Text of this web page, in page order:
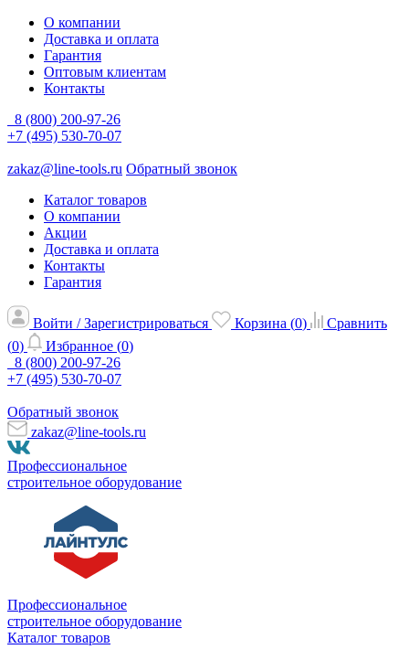
О компании
Доставка и оплата
Гарантия
Оптовым клиентам
Контакты
8 (800) 200-97-26
+7 (495) 530-70-07
zakaz@line-tools.ru Обратный звонок
Каталог товаров
О компании
Акции
Доставка и оплата
Контакты
Гарантия
Войти / Зарегистрироваться Корзина (0)
Сравнить
(0) Избранное (0)
8 (800) 200-97-26
+7 (495) 530-70-07
Обратный звонок
zakaz@line-tools.ru
Профессиональное
строительное оборудование
Профессиональное
строительное оборудование
Каталог товаров